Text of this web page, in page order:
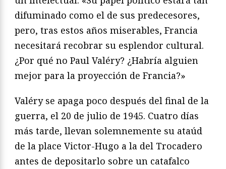
difuminado como el de sus predecesores,
pero, tras estos años miserables, Francia
necesitará recobrar su esplendor cultural.
¿Por qué no Paul Valéry? ¿Habría alguien
mejor para la proyección de Francia?»
Valéry se apaga poco después del final de la
guerra, el 20 de julio de 1945. Cuatro días
más tarde, llevan solemnemente su ataúd
de la place Victor-Hugo a la del Trocadero
antes de depositarlo sobre un catafalco